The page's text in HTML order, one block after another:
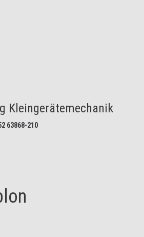
Kleingerätemechanik
63868-210